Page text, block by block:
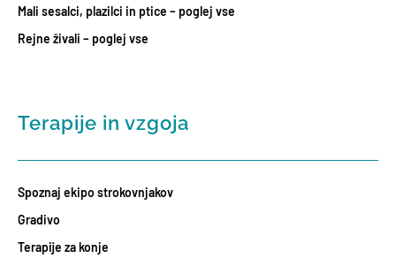
Mali sesalci, plazilci in ptice – poglej vse
Rejne živali – poglej vse
Terapije in vzgoja
Spoznaj ekipo strokovnjakov
Gradivo
Terapije za konje